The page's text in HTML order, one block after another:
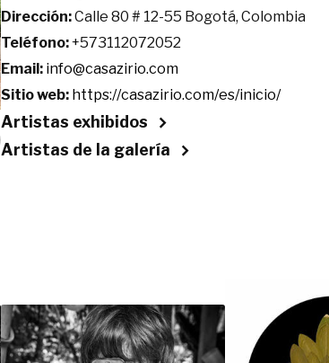
Dirección:Calle 80 # 12-55 Bogotá, Colombia
Teléfono:+573112072052
Email: info@casazirio.com
Sitio web: https://casazirio.com/es/inicio/
Artistas exhibidos
Artistas de la galería